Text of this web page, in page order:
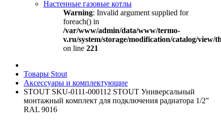
Настенные газовые котлы
Warning: Invalid argument supplied for
foreach() in
/var/www/admin/data/www/termo-
v.ru/system/storage/modification/catalog/view/
on line 221
Товары Stout
Аксессуары и комплектующие
STOUT SKU-0111-000112 STOUT Универсальный
монтажный комплект для подключения радиатора 1/2"
RAL 9016